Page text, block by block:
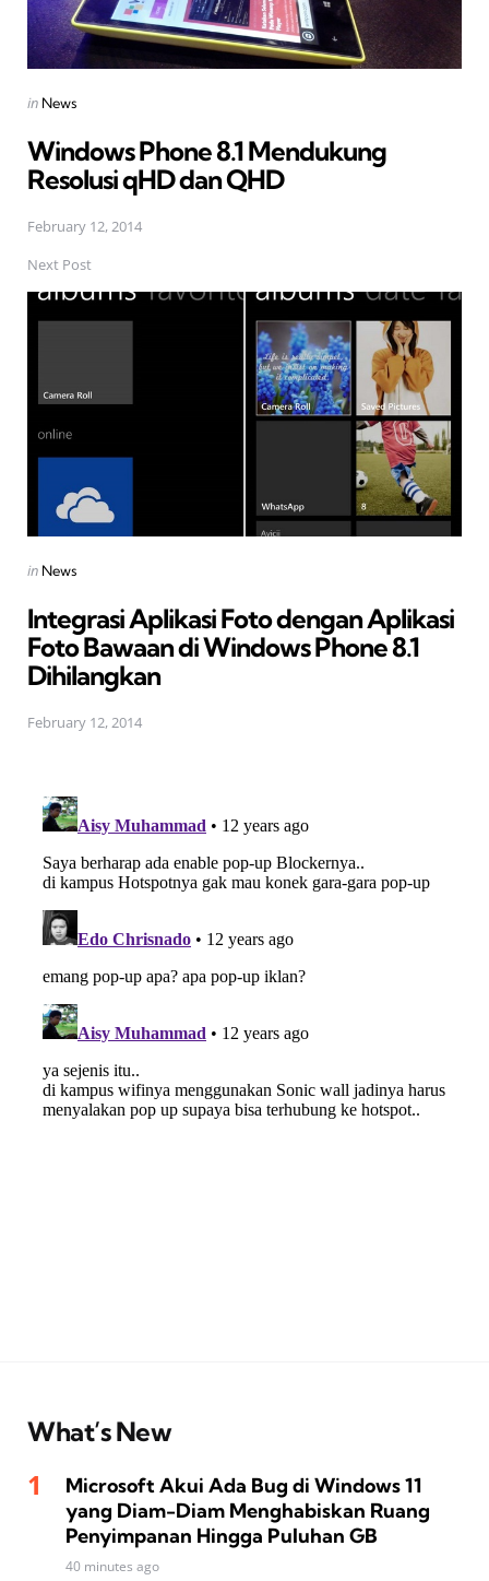
Posted
in News
Windows Phone 8.1 Mendukung
Resolusi qHD dan QHD
February 12, 2014
Next Post
Posted
in News
Integrasi Aplikasi Foto dengan Aplikasi
Foto Bawaan di Windows Phone 8.1
Dihilangkan
February 12, 2014
What’s New
Microsoft Akui Ada Bug di Windows 11
yang Diam-Diam Menghabiskan Ruang
Penyimpanan Hingga Puluhan GB
40 minutes ago